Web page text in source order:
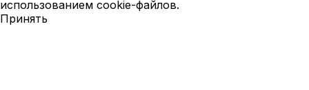
использованием cookie-файлов.
Принять